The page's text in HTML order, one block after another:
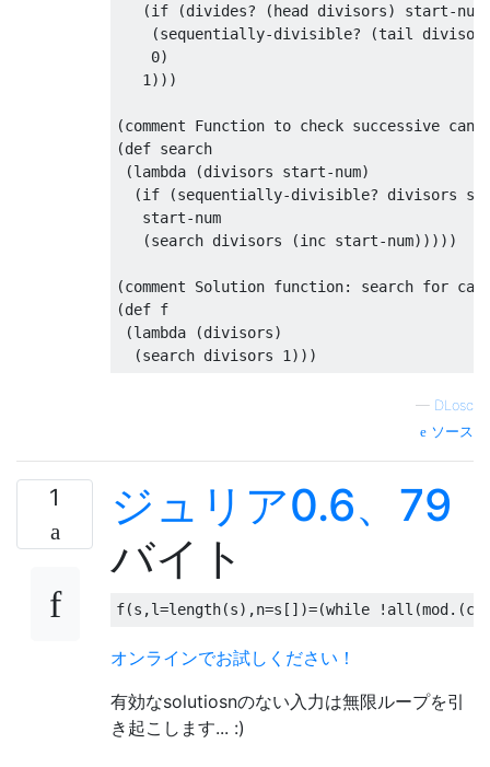
(if (divides? (head divisors) start-
(sequentially-divisible? (tail
    0)
   1)))
(comment Function to check successive
(def search
(lambda (divisors start-num)
(if (sequentially-divisible? divisors
   start-num
   (search divisors (inc start-num)))))
(comment Solution function: search for
(def f
(lambda (divisors)
— DLosc
ソース
1
ジュリア0.6、79
バイト
f(s ,l=length(s),n=s [])=(while ! all (mod .(
オンラインでお試しください！
有効なsolutiosnのない入力は無限ループを引
き起こします... :)